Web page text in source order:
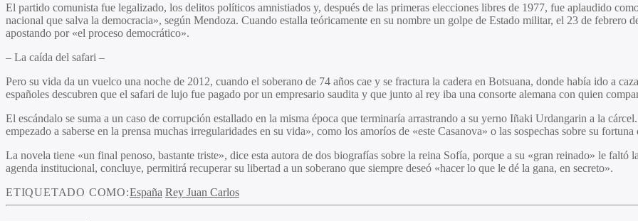
El partido comunista fue legalizado, los delitos políticos amnistiados y, después de las primeras elecciones libres de 1977, fue aplaudido
nacional que salva la democracia», según Mendoza. Cuando estalla teóricamente en su nombre un golpe de Estado militar, el 23 de febrero
apostando por «el proceso democrático».
– La caída del safari –
Pero su vida da un vuelco una noche de 2012, cuando el soberano de 74 años cae y se fractura la cadera en Botsuana, donde había ido a
españoles descubren que el safari de lujo fue pagado por un empresario saudita y que junto al rey iba una consorte alemana con quien
El escándalo se suma a un caso de corrupción estallado en la misma época que terminaría arrastrando a su yerno Iñaki Urdangarin a la
empezado a saberse en la prensa muchas irregularidades en su vida», como los amoríos de «este Casanova» o las sospechas sobre su
La novela tiene «un final penoso, bastante triste», dice esta autora de dos biografías sobre la reina Sofía, porque a su «gran reinado» le
agenda institucional, concluye, permitirá recuperar su libertad a un soberano que siempre deseó «hacer lo que le dé la gana, en secreto».
ETIQUETADO COMO:España Rey Juan Carlos